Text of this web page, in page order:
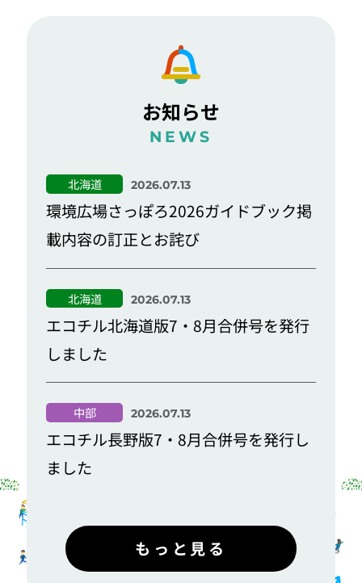
お知らせ
NEWS
北海道 2026.07.13
環境広場さっぽろ2026ガイドブック掲
載内容の訂正とお詫び
北海道 2026.07.13
エコチル北海道版7・8月合併号を発行
しました
中部 2026.07.13
エコチル長野版7・8月合併号を発行し
ました
もっと見る